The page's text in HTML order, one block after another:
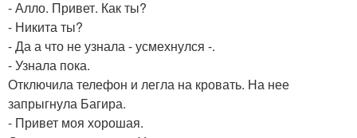
- Алло. Привет. Как ты?
- Никита ты?
- Да а что не узнала - усмехнулся -.
- Узнала пока.
Отключила телефон и легла на кровать. На нее
запрыгнула Багира.
- Привет моя хорошая.